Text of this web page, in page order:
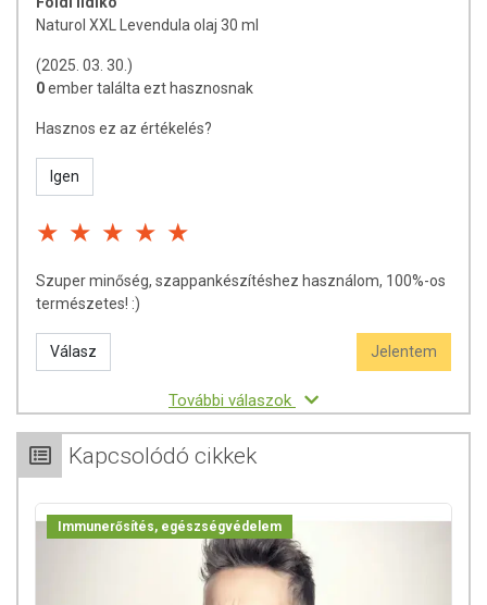
Naturol XXL Levendula olaj 30 ml
(2025. 03. 30.)
0ember találta ezt hasznosnak
Hasznos ez az értékelés?
Igen
Szuper minőség, szappankészítéshez használom, 100%-os
természetes! :)
Válasz Jelentem
További válaszok
Kapcsolódó cikkek
Immunerősítés, egészségvédelem